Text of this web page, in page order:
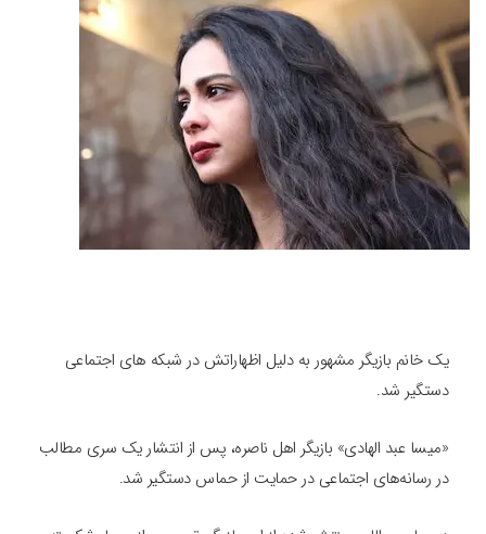
یک خانم بازیگر مشهور به دلیل اظهاراتش در شبکه های اجتماعی
دستگیر شد.
«میسا عبد الهادی» بازیگر اهل ناصره، پس از انتشار یک سری مطالب
در رسانه‌های اجتماعی در حمایت از حماس دستگیر شد.